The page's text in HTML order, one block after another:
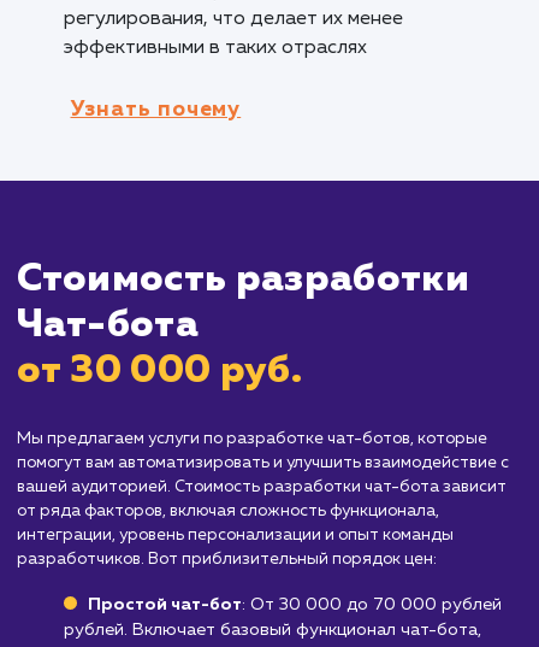
улучшить общий опыт путешествий.
индивидуализации: Разработка Чат-ботов
уникальные потребности и требуется
индивидуальный подход. Если бизнес
высокой степени персонализации и
специализации в общении с клиентами, то
может быть предпочтительнее, чем
использование Чат-ботов.
Отрасли с высоким уровнем
конфиденциальности: В некоторых
таких как медицина, финансы или
услуги, где требуются строгие меры